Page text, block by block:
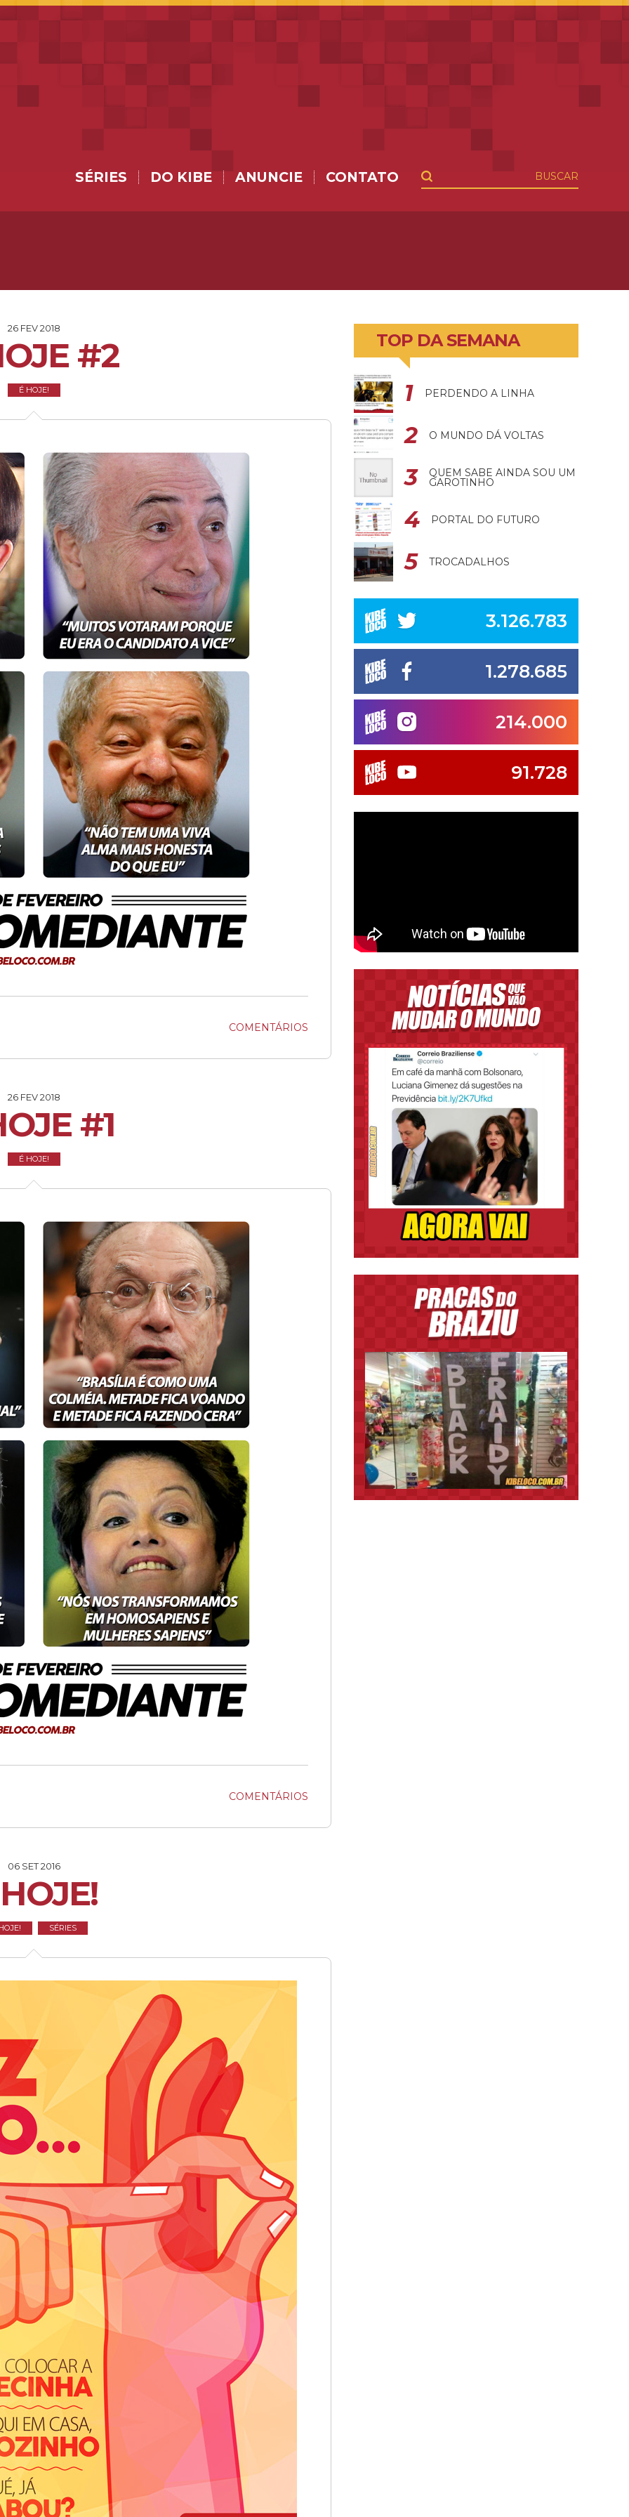
SÉRIES DO KIBE ANUNCIE CONTATO BUSCAR
26 FEV 2018
#2
É HOJE!
COMENTÁRIOS
26 FEV 2018
#1
É HOJE!
COMENTÁRIOS
06 SET 2016
SÉRIES
TOP DA SEMANA
PERDENDO A LINHA
O MUNDO DÁ VOLTAS
QUEM SABE AINDA SOU UM
GAROTINHO
PORTAL DO FUTURO
TROCADALHOS
3.126.783
1.278.685
214.000
91.728